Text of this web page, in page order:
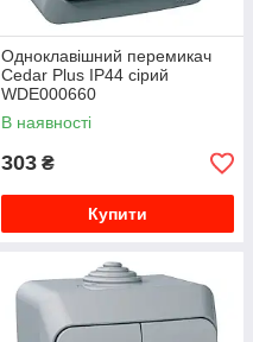
Одноклавішний перемикач
Cedar Plus IP44 сірий
WDE000660
В наявності
303 ₴
Купити